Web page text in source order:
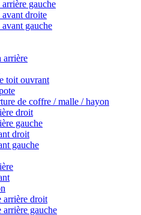
gauche
avant droite
gauche
arrière
toit ouvrant
de coffre / malle / hayon
droit
gauche
droit
gauche
arrière droit
arrière gauche